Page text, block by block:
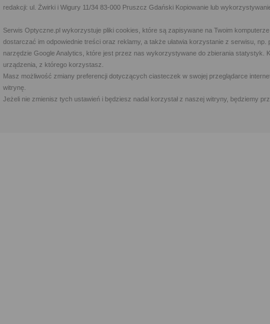
redakcji: ul. Żwirki i Wigury 11/34 83-000 Pruszcz Gdański Kopiowanie lub
Serwis Optyczne.pl wykorzystuje pliki cookies, które są zapisywane na Twoim
dostarczać im odpowiednie treści oraz reklamy, a także ułatwia korzystanie z serwisu,
narzędzie Google Analytics, które jest przez nas wykorzystywane do zbierania statystyk.
urządzenia, z którego korzystasz.
Masz możliwość zmiany preferencji dotyczących ciasteczek w swojej przeglądarce
witrynę.
Jeżeli nie zmienisz tych ustawień i będziesz nadal korzystał z naszej witryny, będziemy